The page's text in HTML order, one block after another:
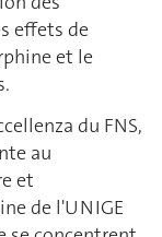
effets de
et le
du FNS,
au
et
de l'UNIGE